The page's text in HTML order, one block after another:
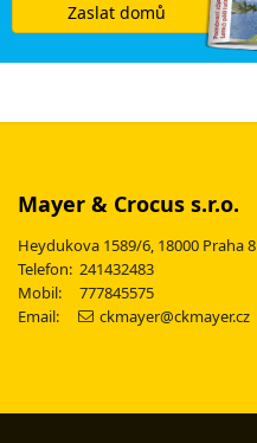
Zaslat domů
Mayer & Crocus s.r.o.
Heydukova 1589/6, 18000 Praha 8
Telefon: 241432483
Mobil: 777845575
Email:
ckmayer@ckmayer.cz